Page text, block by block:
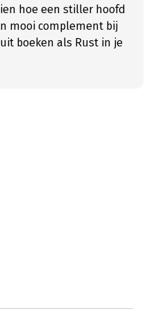
hoe een stiller hoofd
mooi complement bij
boeken als Rust in je